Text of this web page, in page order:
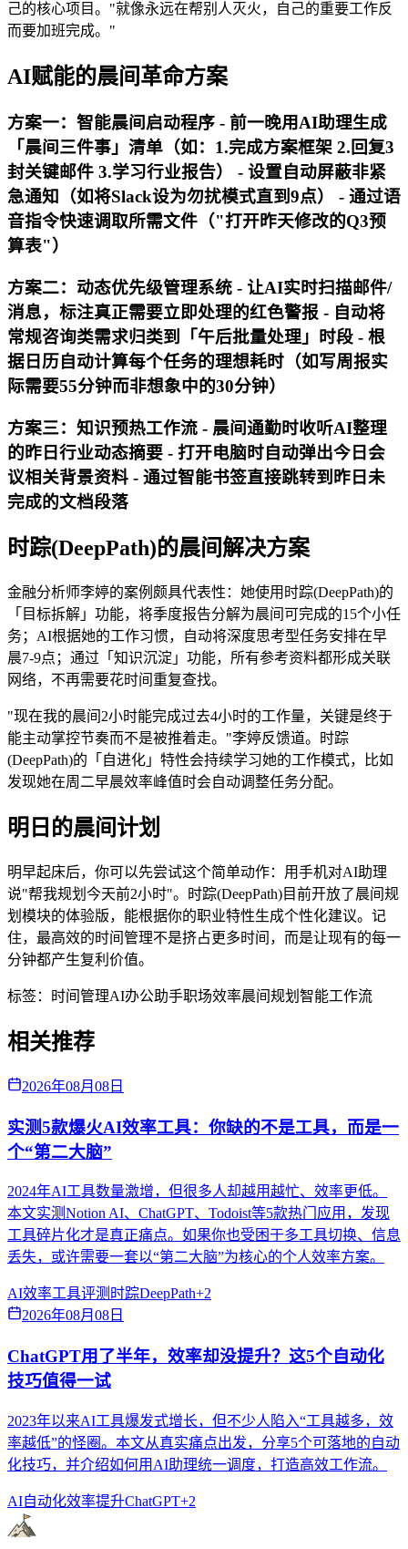
己的核心项目。"就像永远在帮别人灭火，自己的重要工作反
而要加班完成。"
AI赋能的晨间革命方案
方案一：智能晨间启动程序 - 前一晚用AI助理生成
「晨间三件事」清单（如：1.完成方案框架 2.回复3
封关键邮件 3.学习行业报告） - 设置自动屏蔽非紧
急通知（如将Slack设为勿扰模式直到9点） - 通过语
音指令快速调取所需文件（"打开昨天修改的Q3预
算表"）
方案二：动态优先级管理系统 - 让AI实时扫描邮件/
消息，标注真正需要立即处理的红色警报 - 自动将
常规咨询类需求归类到「午后批量处理」时段 - 根
据日历自动计算每个任务的理想耗时（如写周报实
际需要55分钟而非想象中的30分钟）
方案三：知识预热工作流 - 晨间通勤时收听AI整理
的昨日行业动态摘要 - 打开电脑时自动弹出今日会
议相关背景资料 - 通过智能书签直接跳转到昨日未
完成的文档段落
时踪(DeepPath)的晨间解决方案
金融分析师李婷的案例颇具代表性：她使用时踪(DeepPath)的
「目标拆解」功能，将季度报告分解为晨间可完成的15个小任
务；AI根据她的工作习惯，自动将深度思考型任务安排在早
晨7-9点；通过「知识沉淀」功能，所有参考资料都形成关联
网络，不再需要花时间重复查找。
"现在我的晨间2小时能完成过去4小时的工作量，关键是终于
能主动掌控节奏而不是被推着走。"李婷反馈道。时踪
(DeepPath)的「自进化」特性会持续学习她的工作模式，比如
发现她在周二早晨效率峰值时会自动调整任务分配。
明日的晨间计划
明早起床后，你可以先尝试这个简单动作：用手机对AI助理
说"帮我规划今天前2小时"。时踪(DeepPath)目前开放了晨间规
划模块的体验版，能根据你的职业特性生成个性化建议。记
住，最高效的时间管理不是挤占更多时间，而是让现有的每一
分钟都产生复利价值。
标签： 时间管理AI办公助手职场效率晨间规划 智能工作流
相关推荐
2026年08月08日
实测5款爆火AI效率工具：你缺的不是工具，而是一
个“第二大脑”
2024年AI工具数量激增，但很多人却越用越忙、效率更低。
本文实测Notion AI、ChatGPT、Todoist等5款热门应用，发现
工具碎片化才是真正痛点。如果你也受困于多工具切换、信息
丢失，或许需要一套以“第二大脑”为核心的个人效率方案。
AI效率工具评测 时踪DeepPath+2
2026年08月08日
ChatGPT用了半年，效率却没提升？这5个自动化
技巧值得一试
2023年以来AI工具爆发式增长，但不少人陷入“工具越多，效
率越低”的怪圈。本文从真实痛点出发，分享5个可落地的自动
化技巧，并介绍如何用AI助理统一调度，打造高效工作流。
AI自动化效率提升ChatGPT+2